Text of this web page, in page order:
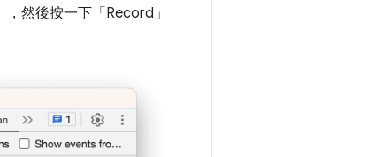
，然後按一下「Record」